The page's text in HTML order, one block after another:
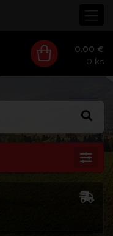
0.00 €
0 ks